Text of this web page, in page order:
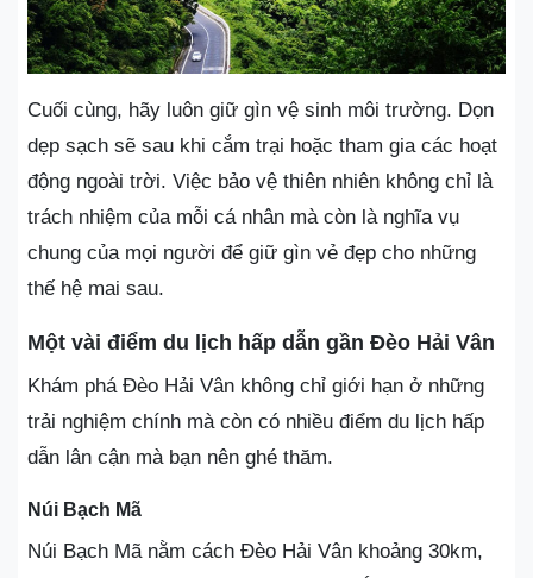
Cuối cùng, hãy luôn giữ gìn vệ sinh môi trường. Dọn
dẹp sạch sẽ sau khi cắm trại hoặc tham gia các hoạt
động ngoài trời. Việc bảo vệ thiên nhiên không chỉ là
trách nhiệm của mỗi cá nhân mà còn là nghĩa vụ
chung của mọi người để giữ gìn vẻ đẹp cho những
thế hệ mai sau.
Một vài điểm du lịch hấp dẫn gần Đèo Hải Vân
Khám phá Đèo Hải Vân không chỉ giới hạn ở những
trải nghiệm chính mà còn có nhiều điểm du lịch hấp
dẫn lân cận mà bạn nên ghé thăm.
Núi Bạch Mã
Núi Bạch Mã nằm cách Đèo Hải Vân khoảng 30km,